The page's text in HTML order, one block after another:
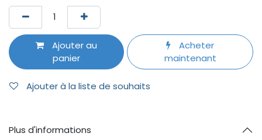
Ajouter au
panier
Acheter
maintenant
Ajouter à la liste de souhaits
Plus d'informations